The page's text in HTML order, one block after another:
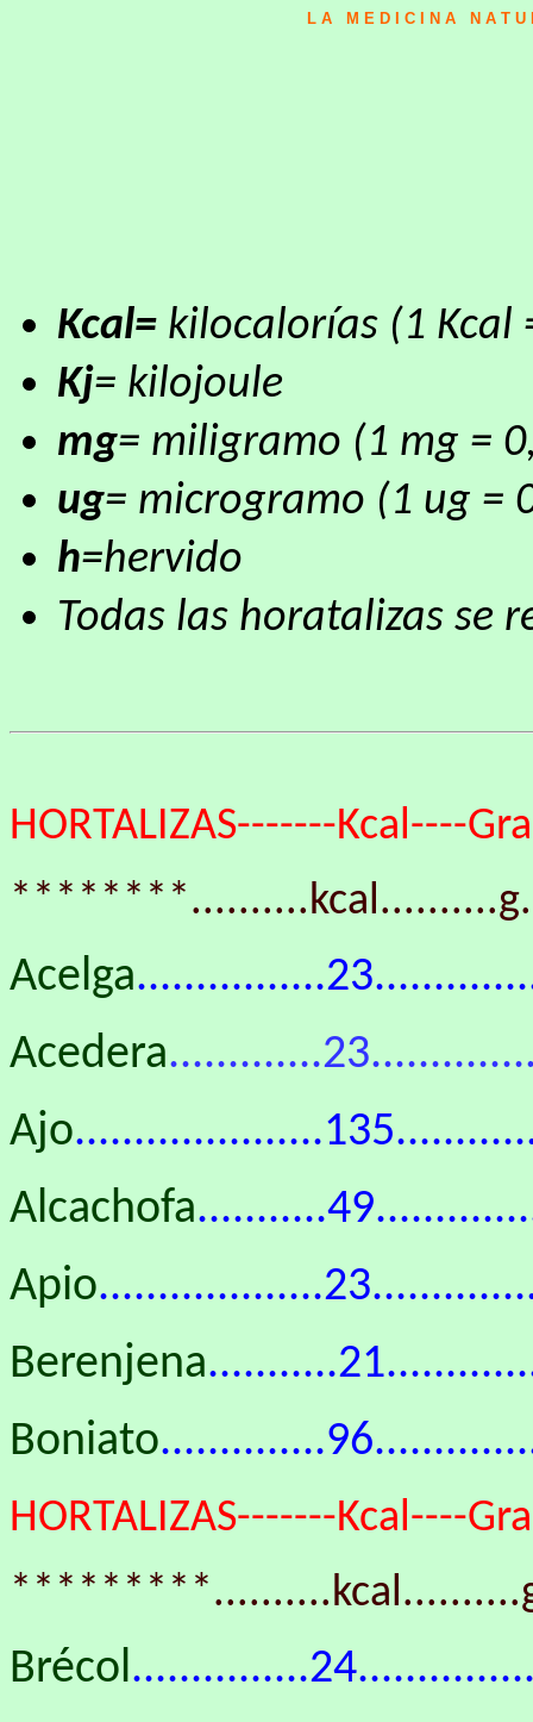
L A M E D I C I N A N A T
Kcal= kilocalorías (1 Kcal
Kj= kilojoule
mg= miligramo (1 mg =
ug= microgramo (1 ug =
h=hervido
Todas las horatalizas se
HORTALIZAS-------Kcal----
Acelga
Acedera
Ajo
Alcachofa
Apio
Berenjena
Boniato
HORTALIZAS-------Kcal----
Brécol